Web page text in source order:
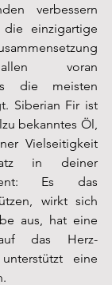
verbessern
einzigartige
allen voran
die meisten
Siberian Fir ist
bekanntes Öl,
Vielseitigkeit
in deiner
Es das
wirkt sich
aus, hat eine
das Herz-
eine